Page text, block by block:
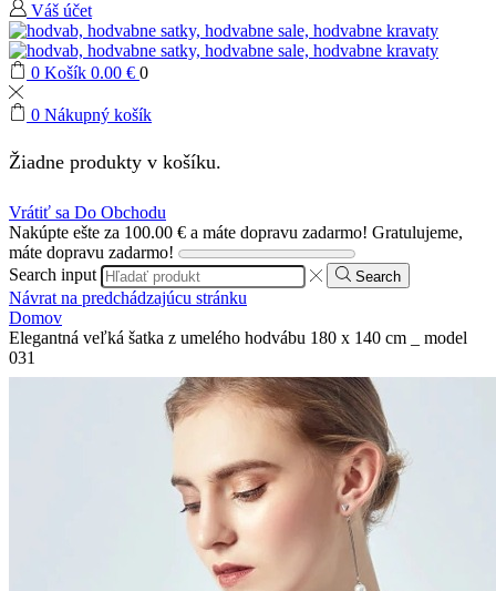
Váš účet
0 Košík 0.00 € 0
0 Nákupný košík
Žiadne produkty v košíku.
Vrátiť sa Do Obchodu
Nakúpte ešte za 100.00 € a máte dopravu zadarmo! Gratulujeme,
máte dopravu zadarmo!
Search input
Search
Návrat na predchádzajúcu stránku
Domov
Elegantná veľká šatka z umelého hodvábu 180 x 140 cm _ model
031